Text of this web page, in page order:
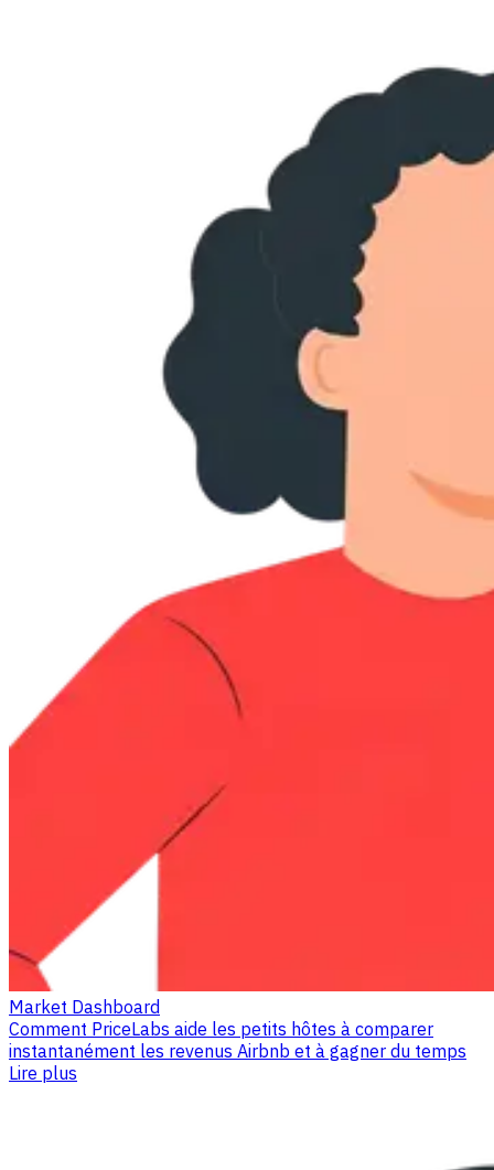
Market Dashboard
Comment PriceLabs aide les petits hôtes à comparer
instantanément les revenus Airbnb et à gagner du temps
Lire plus